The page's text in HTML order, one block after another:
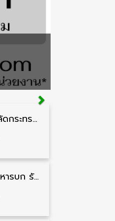
สำนักงานปลัดกระทรวงสาธารณสุข รับสมัครพนักงานราชการรูปแบบพิเศษ วุฒิ ปวส./ป.ตรี 102 อัตรา รับสมัคร 17 – 28 สิงหาคม
กรมแพทย์ทหารบก รับสมัครพนักงานราชการ วุฒิ ม.3/ม.6/ปวช./ปวท./ปวส. 6 อัตรา รับสมัคร 3 – 7 สิงหาคม